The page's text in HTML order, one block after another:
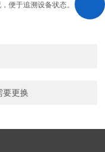
于追溯设备状态。
要更换